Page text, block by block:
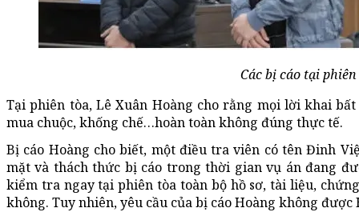
Các bị cáo tại
Tại phiên tòa, Lê Xuân Hoàng cho rằng mọi lời khai
mua chuộc, khống chế…hoàn toàn không đúng thực tế.
Bị cáo Hoàng cho biết, một điều tra viên có tên Đinh
mặt và thách thức bị cáo trong thời gian vụ án đang
kiểm tra ngay tại phiên tòa toàn bộ hồ sơ, tài liệu,
không. Tuy nhiên, yêu cầu của bị cáo Hoàng không được